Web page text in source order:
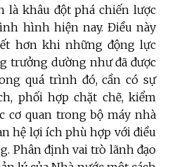
là khâu đột phá chiến lược
hình hiện nay. Điều này
hơn khi những động lực
trưởng dường như đã được
quá trình đó, cần có sự
phối hợp chặt chẽ, kiểm
cơ quan trong bộ máy nhà
hệ lợi ích phù hợp với điều
Phân định vai trò lãnh đạo